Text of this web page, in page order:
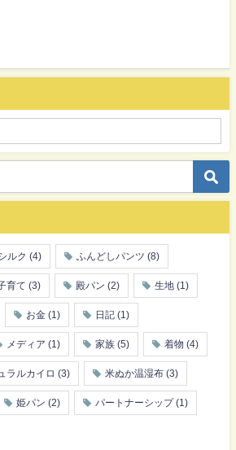
ルク (4) ふんどしパンツ (8)
育て (3) 殿パン (2) 生地 (1)
お金 (1) 日記 (1)
メディア (1) 家族 (5) 着物 (4)
ラルカイロ (3) 米ぬか温湿布 (3)
姫パン (2) パートナーシップ (1)